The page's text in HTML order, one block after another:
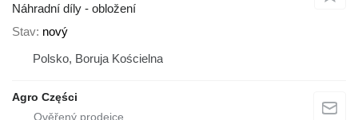
Náhradní díly - obložení
Stav nový
Polsko, Boruja Kościelna
Agro Części